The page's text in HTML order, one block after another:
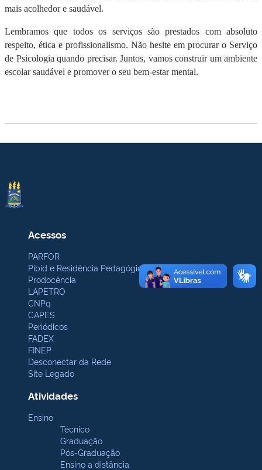
mais acolhedor e saudável.
Lembramos que todos os serviços são prestados com absoluto
respeito, ética e profissionalismo. Não hesite em procurar o Serviço
de Psicologia quando precisar. Juntos, vamos construir um ambiente
escolar saudável e promover o seu bem-estar mental.
Acessos
PARFOR
Pibid e Residência Pedagógica
Prodocência
LAPETRO
CNPq
CAPES
Periódicos
FADEX
FINEP
Desconectar da Rede
Site Legado
Atividades
Ensino
Técnico
Graduação
Pós-Graduação
Ensino a distância